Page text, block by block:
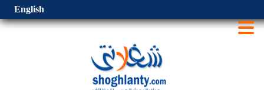
English